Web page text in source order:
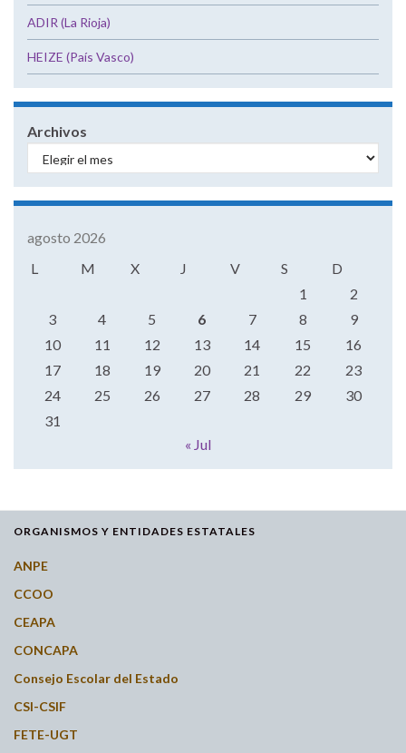
ADIR (La Rioja)
HEIZE (País Vasco)
Archivos
agosto 2026
L
M X J V S
D
1
2
3
4 5 6 7 8
9
10
11 12 13 14 15
16
17
18 19 20 21 22
23
24
25 26 27 28 29
30
31
« Jul
ORGANISMOS Y ENTIDADES ESTATALES
ANPE
CCOO
CEAPA
CONCAPA
Consejo Escolar del Estado
CSI-CSIF
FETE-UGT